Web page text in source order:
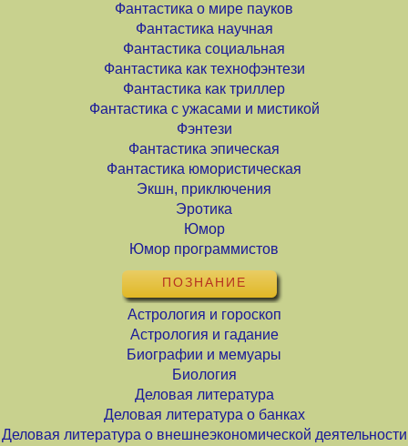
Фантастика о мире пауков
Фантастика научная
Фантастика социальная
Фантастика как технофэнтези
Фантастика как триллер
Фантастика с ужасами и мистикой
Фэнтези
Фантастика эпическая
Фантастика юмористическая
Экшн, приключения
Эротика
Юмор
Юмор программистов
ПОЗНАНИЕ
Астрология и гороскоп
Астрология и гадание
Биографии и мемуары
Биология
Деловая литература
Деловая литература о банках
Деловая литература о внешнеэкономической деятельности